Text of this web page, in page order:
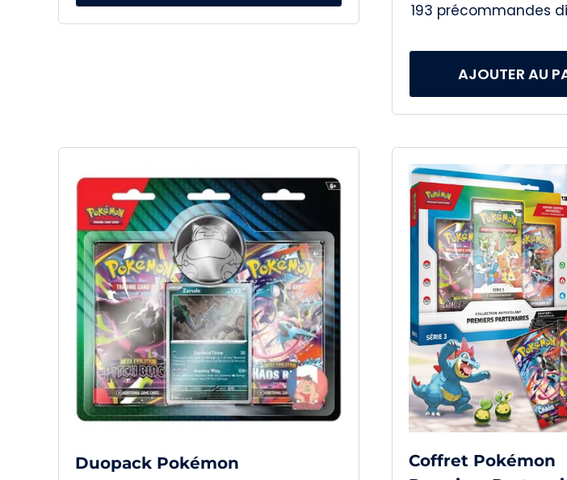
193 précommandes
AJOUTER AU
Duopack Pokémon
Coffret Pokémon